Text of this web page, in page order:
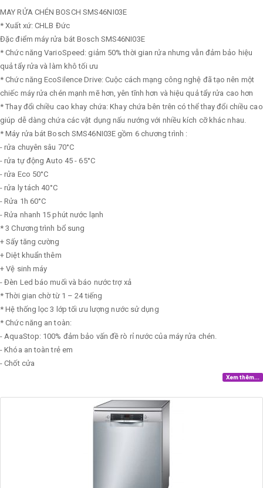
MAY RỬA CHÉN BOSCH SMS46NI03E
* Xuất xứ: CHLB Đức
Đặc điểm máy rửa bát Bosch SMS46NI03E
* Chức năng VarioSpeed: giảm 50% thời gian rửa nhưng vẫn đảm bảo hiệu
quả tẩy rửa và làm khô tối ưu
* Chức năng EcoSilence Drive: Cuộc cách mạng công nghệ đã tạo nên một
chiếc máy rửa chén mạnh mẽ hơn, yên tĩnh hơn và hiệu quả tẩy rửa cao hơn
* Thay đổi chiều cao khay chứa: Khay chứa bên trên có thể thay đổi chiều cao
giúp dễ dàng chứa các vật dụng nấu nướng với nhiều kích cỡ khác nhau.
* Máy rửa bát Bosch SMS46NI03E gồm 6 chương trình :
- rửa chuyên sâu 70°C
- rửa tự động Auto 45 - 65°C
- rửa Eco 50°C
- rửa ly tách 40°C
- Rửa 1h 60°C
- Rửa nhanh 15 phút nước lạnh
* 3 Chương trình bổ sung
+ Sấy tăng cường
+ Diệt khuẩn thêm
+ Vệ sinh máy
- Đèn Led báo muối và báo nước trợ xả
* Thời gian chờ từ 1 – 24 tiếng
* Hệ thống lọc 3 lớp tối ưu lượng nước sử dụng
* Chức năng an toàn:
- AquaStop: 100% đảm bảo vấn đề rò rỉ nước của máy rửa chén.
- Khóa an toàn trẻ em
- Chốt cửa
Xem thêm...